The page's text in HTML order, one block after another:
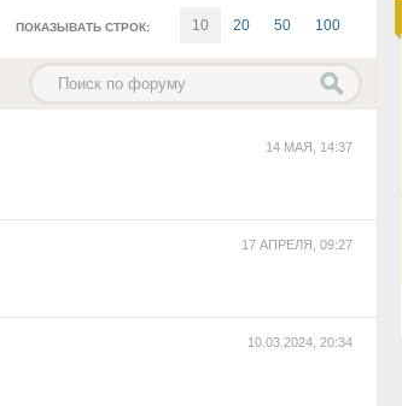
ПОКАЗЫВАТЬ СТРОК: 10 20 50 100
14 МАЯ, 14:37
17 АПРЕЛЯ, 09:27
10.03.2024, 20:34